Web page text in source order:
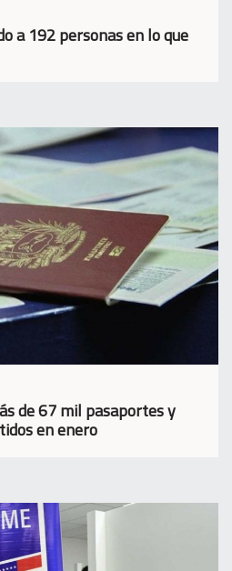
a 192 personas en lo que
de 67 mil pasaportes y
en enero